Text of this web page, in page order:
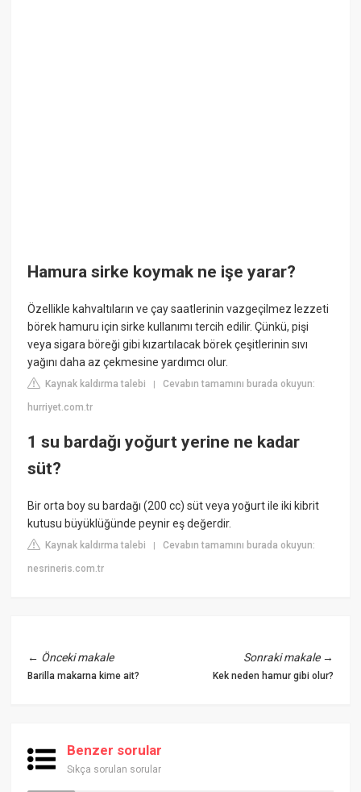
Hamura sirke koymak ne işe yarar?
Özellikle kahvaltıların ve çay saatlerinin vazgeçilmez lezzeti
börek hamuru için sirke kullanımı tercih edilir. Çünkü, pişi
veya sigara böreği gibi kızartılacak börek çeşitlerinin sıvı
yağını daha az çekmesine yardımcı olur.
Kaynak kaldırma talebi |Cevabın tamamını burada okuyun:
hurriyet.com.tr
1 su bardağı yoğurt yerine ne kadar
süt?
Bir orta boy su bardağı (200 cc) süt veya yoğurt ile iki kibrit
kutusu büyüklüğünde peynir eş değerdir.
Kaynak kaldırma talebi |Cevabın tamamını burada okuyun:
nesrineris.com.tr
← Önceki makale
Barilla makarna kime ait?
Sonraki makale→
Kek neden hamur gibi olur?
Benzer sorular
Sıkça sorulan sorular